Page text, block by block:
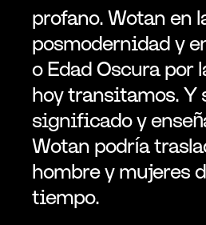
profano. Wotan en
posmodernidad y
o Edad Oscura por
hoy transitamos. Y
significado y
Wotan podría
hombre y mujeres
tiempo.